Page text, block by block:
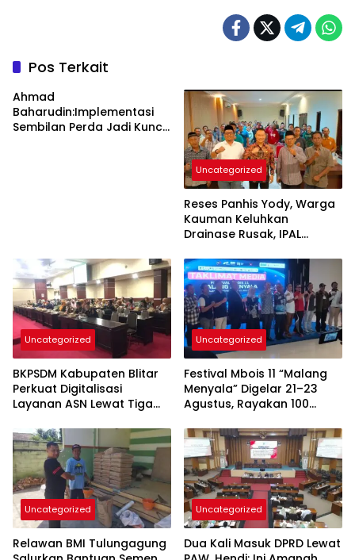
Pos Terkait
Ahmad
Baharudin:Implementasi
Sembilan Perda Jadi Kunci
Uncategorized
Reses Panhis Yody, Warga
Kauman Keluhkan
Drainase Rusak, IPAL
Uncategorized
BKPSDM Kabupaten Blitar
Perkuat Digitalisasi
Layanan ASN Lewat Tiga
Uncategorized
Festival Mbois 11 “Malang
Menyala” Digelar 21–23
Agustus, Rayakan 100
dan Status UNESCO
Uncategorized
Relawan BMI Tulungagung
Uncategorized
Dua Kali Masuk DPRD Lewat